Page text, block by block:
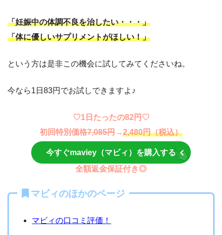
「妊娠中の体調不良を治したい・・・」
「体に優しいサプリメントがほしい！」
という方は是非この機会に試してみてくださいね。
今なら1日83円でお試しできますよ♪
♡1日たったの82円♡
初回特別価格7,085円→2,480円（税込）
今すぐmaviey（マビィ）を購入する
全額返金保証付き◎
マビィのほかのページ
マビィの口コミ評価！